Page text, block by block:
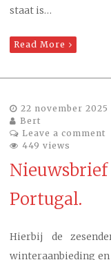
staat is…
Read More
22 november 2025
Bert
Leave a comment
449 views
Nieuwsbrief
Portugal.
Hierbij de
winteraanbieding